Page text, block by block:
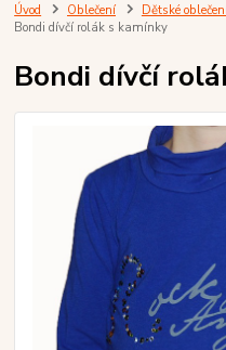
Úvod Oblečení Dětské
Bondi dívčí rolák s kamínky
Bondi dívčí